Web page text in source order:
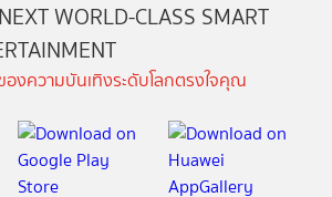
WORLD-CLASS SMART
งความบันเทิงระดับโลกตรงใจคุณ